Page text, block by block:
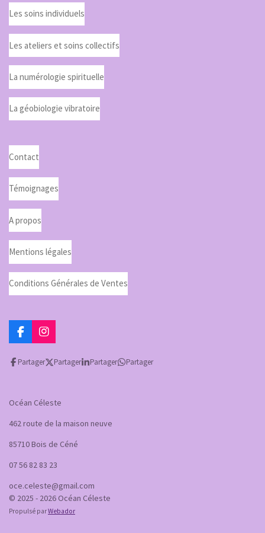
Les soins individuels
Les ateliers et soins collectifs
La numérologie spirituelle
La géobiologie vibratoire
Contact
Témoignages
A propos
Mentions légales
Conditions Générales de Ventes
F
a
c
e
o
I
n
s
t
r
m
Partager Partager Partager Partager
Océan Céleste
462 route de la maison neuve
85710 Bois de Céné
07 56 82 83 23
oce.celeste@gmail.com
© 2025 - 2026 Océan Céleste
Propulsé parWebador